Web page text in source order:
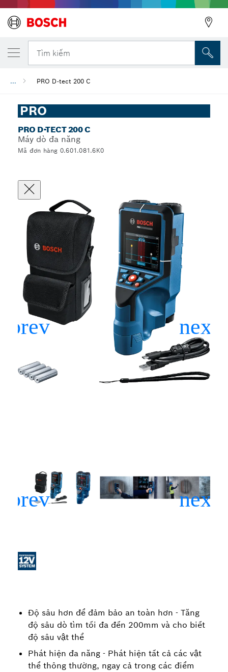
Tìm kiếm
... PRO D-tect 200 C
PRO
PRO D-TECT 200 C
Máy dò đa năng
Mã đơn hàng 0.601.081.6K0
Độ sâu hơn để đảm bảo an toàn hơn - Tăng
độ sâu dò tìm tối đa đến 200mm và cho biết
độ sâu vật thể
Phát hiện đa năng - Phát hiện tất cả các vật
thể thông thường, ngay cả trong các điểm